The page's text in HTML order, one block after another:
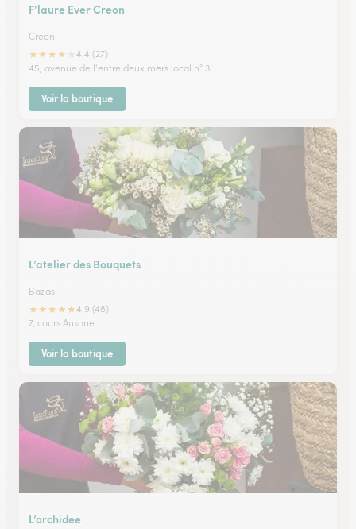
F’laure Ever Creon
Creon
★★★★
4.4 (27)
45, avenue de l'entre deux mers local n° 3
Voir la boutique
L’atelier des Bouquets
Bazas
★★★★★4.9 (48)
7, cours Ausone
Voir la boutique
L’orchidee